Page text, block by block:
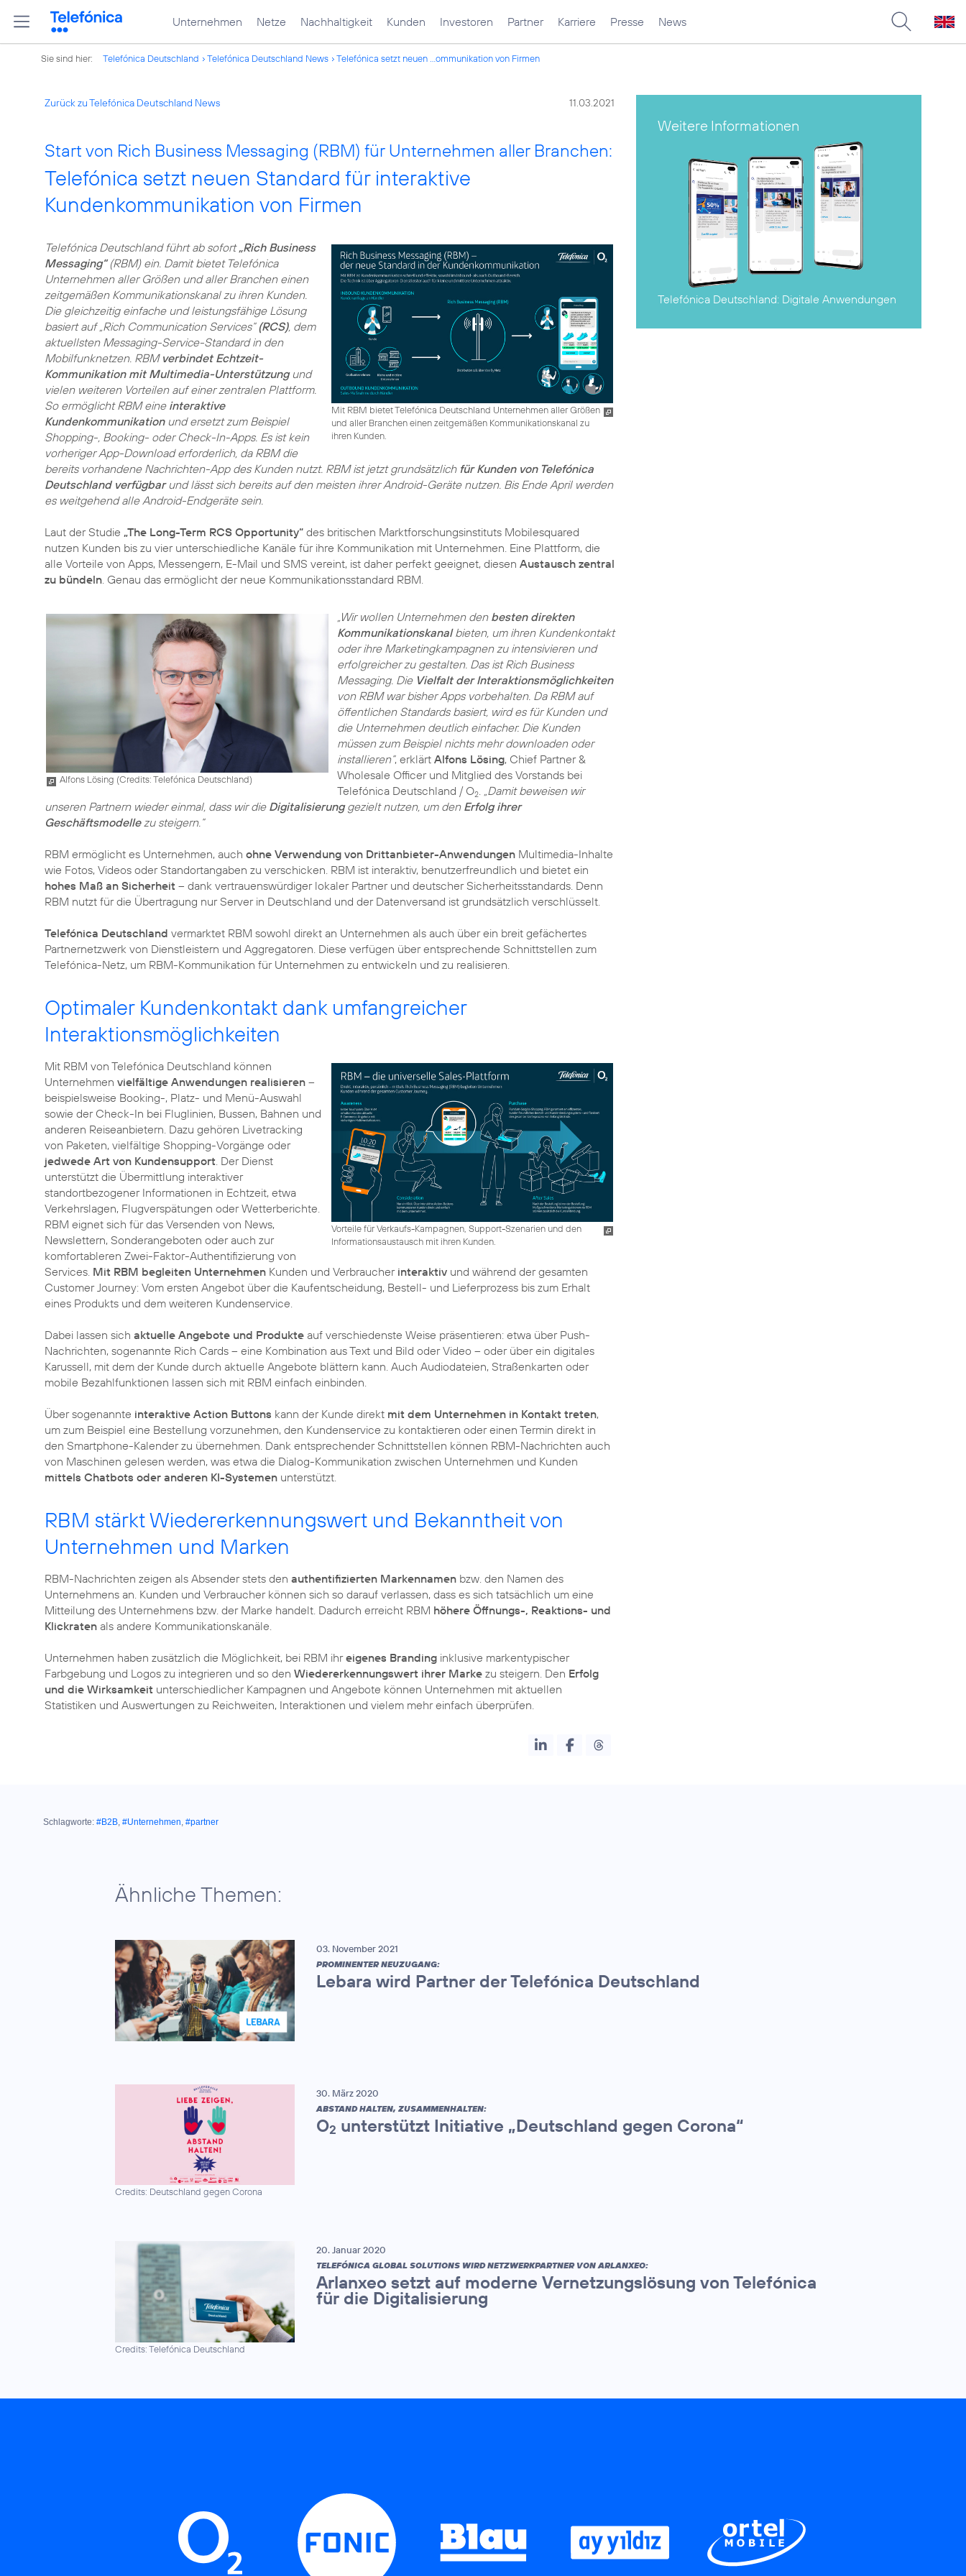
Unternehmen Netze Nachhaltigkeit Kunden Investoren Partner Karriere Presse News
Sie sind hier: Telefónica Deutschland Telefónica Deutschland News Telefónica setzt neuen ...ommunikation von Firmen
Zurück zu Telefónica Deutschland News 11.03.2021
Start von Rich Business Messaging (RBM) für Unternehmen aller Branchen:
Telefónica setzt neuen Standard für interaktive
Kundenkommunikation von Firmen
Mit RBM bietet Telefónica Deutschland Unternehmen aller Größen
und aller Branchen einen zeitgemäßen Kommunikationskanal zu
ihren Kunden.
Telefónica Deutschland führt ab sofort„Rich Business
Messaging“(RBM) ein. Damit bietet Telefónica
Unternehmen aller Größen und aller Branchen einen
zeitgemäßen Kommunikationskanal zu ihren Kunden.
Die gleichzeitig einfache und leistungsfähige Lösung
basiert auf „Rich Communication Services“(RCS), dem
aktuellsten Messaging-Service-Standard in den
Mobilfunknetzen. RBM verbindet Echtzeit-
Kommunikation mit Multimedia-Unterstützungund
vielen weiteren Vorteilen auf einer zentralen Plattform.
So ermöglicht RBM eine interaktive
Kundenkommunikationund ersetzt zum Beispiel
Shopping-, Booking- oder Check-In-Apps. Es ist kein
vorheriger App-Download erforderlich, da RBM die
bereits vorhandene Nachrichten-App des Kunden nutzt. RBM ist jetzt grundsätzlich für Kunden von Telefónica
Deutschland verfügbarund lässt sich bereits auf den meisten ihrer Android-Geräte nutzen. Bis Ende April werden
es weitgehend alle Android-Endgeräte sein.
Laut der Studie „The Long-Term RCS Opportunity“ des britischen Marktforschungsinstituts Mobilesquared
nutzen Kunden bis zu vier unterschiedliche Kanäle für ihre Kommunikation mit Unternehmen. Eine Plattform, die
alle Vorteile von Apps, Messengern, E-Mail und SMS vereint, ist daher perfekt geeignet, diesen Austausch zentral
zu bündeln. Genau das ermöglicht der neue Kommunikationsstandard RBM.
Alfons Lösing (Credits: Telefónica Deutschland)
„Wir wollen Unternehmen den besten direkten
Kommunikationskanalbieten, um ihren Kundenkontakt
oder ihre Marketingkampagnen zu intensivieren und
erfolgreicher zu gestalten. Das ist Rich Business
Messaging. Die Vielfalt der Interaktionsmöglichkeiten
von RBM war bisher Apps vorbehalten. Da RBM auf
öffentlichen Standards basiert, wird es für Kunden und
die Unternehmen deutlich einfacher. Die Kunden
müssen zum Beispiel nichts mehr downloaden oder
installieren“, erklärt Alfons Lösing, Chief Partner &
Wholesale Officer und Mitglied des Vorstands bei
Telefónica Deutschland / O2. „Damit beweisen wir
unseren Partnern wieder einmal, dass wir die Digitalisierunggezielt nutzen, um den Erfolg ihrer
Geschäftsmodellezu steigern.“
RBM ermöglicht es Unternehmen, auch ohne Verwendung von Drittanbieter-Anwendungen Multimedia-Inhalte
wie Fotos, Videos oder Standortangaben zu verschicken. RBM ist interaktiv, benutzerfreundlich und bietet ein
hohes Maß an Sicherheit – dank vertrauenswürdiger lokaler Partner und deutscher Sicherheitsstandards. Denn
RBM nutzt für die Übertragung nur Server in Deutschland und der Datenversand ist grundsätzlich verschlüsselt.
Telefónica Deutschland vermarktet RBM sowohl direkt an Unternehmen als auch über ein breit gefächertes
Partnernetzwerk von Dienstleistern und Aggregatoren. Diese verfügen über entsprechende Schnittstellen zum
Telefónica-Netz, um RBM-Kommunikation für Unternehmen zu entwickeln und zu realisieren.
Optimaler Kundenkontakt dank umfangreicher
Interaktionsmöglichkeiten
Vorteile für Verkaufs-Kampagnen, Support-Szenarien und den
Informationsaustausch mit ihren Kunden.
Mit RBM von Telefónica Deutschland können
Unternehmen vielfältige Anwendungen realisieren –
beispielsweise Booking-, Platz- und Menü-Auswahl
sowie der Check-In bei Fluglinien, Bussen, Bahnen und
anderen Reiseanbietern. Dazu gehören Livetracking
von Paketen, vielfältige Shopping-Vorgänge oder
jedwede Art von Kundensupport. Der Dienst
unterstützt die Übermittlung interaktiver
standortbezogener Informationen in Echtzeit, etwa
Verkehrslagen, Flugverspätungen oder Wetterberichte.
RBM eignet sich für das Versenden von News,
Newslettern, Sonderangeboten oder auch zur
komfortableren Zwei-Faktor-Authentifizierung von
Services. Mit RBM begleiten Unternehmen Kunden und Verbraucher interaktiv und während der gesamten
Customer Journey: Vom ersten Angebot über die Kaufentscheidung, Bestell- und Lieferprozess bis zum Erhalt
eines Produkts und dem weiteren Kundenservice.
Dabei lassen sich aktuelle Angebote und Produkte auf verschiedenste Weise präsentieren: etwa über Push-
Nachrichten, sogenannte Rich Cards – eine Kombination aus Text und Bild oder Video – oder über ein digitales
Karussell, mit dem der Kunde durch aktuelle Angebote blättern kann. Auch Audiodateien, Straßenkarten oder
mobile Bezahlfunktionen lassen sich mit RBM einfach einbinden.
Über sogenannte interaktive Action Buttons kann der Kunde direkt mit dem Unternehmen in Kontakt treten,
um zum Beispiel eine Bestellung vorzunehmen, den Kundenservice zu kontaktieren oder einen Termin direkt in
den Smartphone-Kalender zu übernehmen. Dank entsprechender Schnittstellen können RBM-Nachrichten auch
von Maschinen gelesen werden, was etwa die Dialog-Kommunikation zwischen Unternehmen und Kunden
mittels Chatbots oder anderen KI-Systemen unterstützt.
RBM stärkt Wiedererkennungswert und Bekanntheit von
Unternehmen und Marken
RBM-Nachrichten zeigen als Absender stets den authentifizierten Markennamen bzw. den Namen des
Unternehmens an. Kunden und Verbraucher können sich so darauf verlassen, dass es sich tatsächlich um eine
Mitteilung des Unternehmens bzw. der Marke handelt. Dadurch erreicht RBM höhere Öffnungs-, Reaktions- und
Klickraten als andere Kommunikationskanäle.
Unternehmen haben zusätzlich die Möglichkeit, bei RBM ihreigenes Branding inklusive markentypischer
Farbgebung und Logos zu integrieren und so den Wiedererkennungswert ihrer Marke zu steigern. Den Erfolg
und die Wirksamkeit unterschiedlicher Kampagnen und Angebote können Unternehmen mit aktuellen
Statistiken und Auswertungen zu Reichweiten, Interaktionen und vielem mehr einfach überprüfen.
Weitere Informationen
Telefónica Deutschland: Digitale Anwendungen
Schlagworte: #B2B, #Unternehmen, #partner
Ähnliche Themen:
03. November 2021
PROMINENTER NEUZUGANG:
Lebara wird Partner der Telefónica Deutschland
Credits: Deutschland gegen Corona
30. März 2020
ABSTAND HALTEN, ZUSAMMENHALTEN:
O2 unterstützt Initiative „Deutschland gegen Corona“
Credits: Telefónica Deutschland
20. Januar 2020
TELEFÓNICA GLOBAL SOLUTIONS WIRD NETZWERKPARTNER VON ARLANXEO:
Arlanxeo setzt auf moderne Vernetzungslösung von Telefónica
für die Digitalisierung